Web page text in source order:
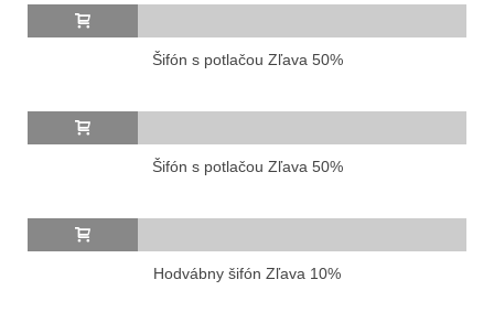
Šifón s potlačou Zľava 50%
Šifón s potlačou Zľava 50%
Hodvábny šifón Zľava 10%